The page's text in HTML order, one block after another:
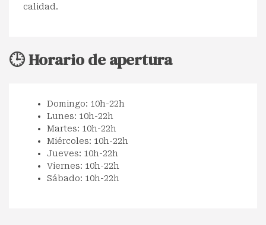
calidad.
🕒 Horario de apertura
Domingo: 10h-22h
Lunes: 10h-22h
Martes: 10h-22h
Miércoles: 10h-22h
Jueves: 10h-22h
Viernes: 10h-22h
Sábado: 10h-22h